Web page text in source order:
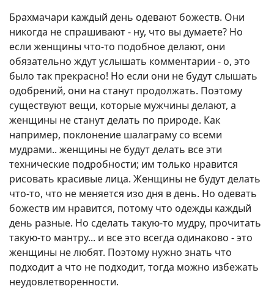
Брахмачари каждый день одевают божеств. Они
никогда не спрашивают - ну, что вы думаете? Но
если женщины что-то подобное делают, они
обязательно ждут услышать комментарии - о, это
было так прекрасно! Но если они не будут слышать
одобрений, они на станут продолжать. Поэтому
существуют вещи, которые мужчины делают, а
женщины не станут делать по природе. Как
например, поклонение шалаграму со всеми
мудрами.. женщины не будут делать все эти
технические подробности; им только нравится
рисовать красивые лица. Женщины не будут делать
что-то, что не меняется изо дня в день. Но одевать
божеств им нравится, потому что одежды каждый
день разные. Но сделать такую-то мудру, прочитать
такую-то мантру... и все это всегда одинаково - это
женщины не любят. Поэтому нужно знать что
подходит а что не подходит, тогда можно избежать
неудовлетворенности.